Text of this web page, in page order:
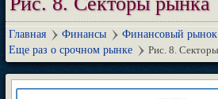
Главная Финансы
Финансовый рынок
Еще раз о срочном рынке
Рис. 8.